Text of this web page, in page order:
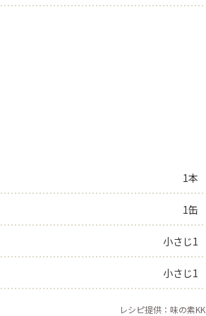
1本
1缶
小さじ1
小さじ1
レシピ提供：味の素KK